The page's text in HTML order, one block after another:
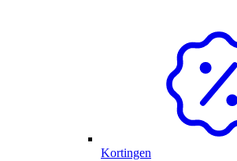
Kortingen